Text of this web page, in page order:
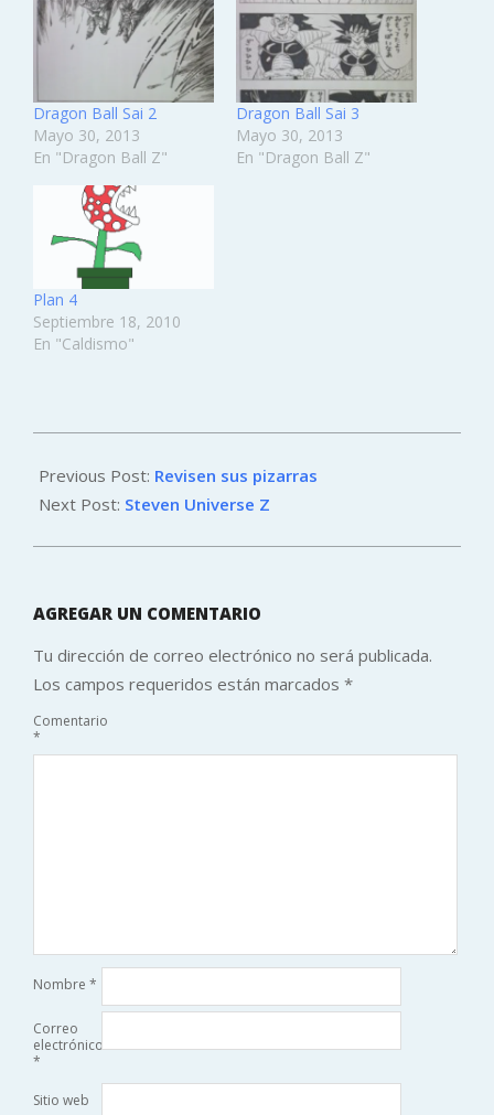
Dragon Ball Sai 2
Mayo 30, 2013
En "Dragon Ball Z"
Dragon Ball Sai 3
Mayo 30, 2013
En "Dragon Ball Z"
Plan 4
Septiembre 18, 2010
En "Caldismo"
06-
22
Previous Post: Revisen sus pizarras
Next Post: Steven Universe Z
AGREGAR UN COMENTARIO
Tu dirección de correo electrónico no será publicada.
Los campos requeridos están marcados *
Comentario
*
Nombre *
Correo
electrónico
*
Sitio web